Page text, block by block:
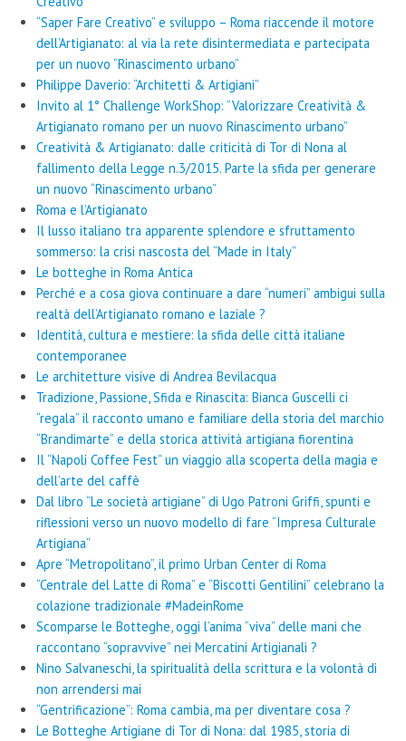
“Saper Fare Creativo” e sviluppo – Roma riaccende il motore
dell’Artigianato: al via la rete disintermediata e partecipata
per un nuovo “Rinascimento urbano”
Philippe Daverio: “Architetti & Artigiani”
Invito al 1° Challenge WorkShop: “Valorizzare Creatività &
Artigianato romano per un nuovo Rinascimento urbano”
Creatività & Artigianato: dalle criticità di Tor di Nona al
fallimento della Legge n.3/2015. Parte la sfida per generare
un nuovo “Rinascimento urbano”
Roma e l’Artigianato
Il lusso italiano tra apparente splendore e sfruttamento
sommerso: la crisi nascosta del “Made in Italy”
Le botteghe in Roma Antica
Perché e a cosa giova continuare a dare “numeri” ambigui sulla
realtà dell’Artigianato romano e laziale ?
Identità, cultura e mestiere: la sfida delle città italiane
contemporanee
Le architetture visive di Andrea Bevilacqua
Tradizione, Passione, Sfida e Rinascita: Bianca Guscelli ci
“regala” il racconto umano e familiare della storia del marchio
“Brandimarte” e della storica attività artigiana fiorentina
Il “Napoli Coffee Fest” un viaggio alla scoperta della magia e
dell’arte del caffè
Dal libro “Le società artigiane” di Ugo Patroni Griffi, spunti e
riflessioni verso un nuovo modello di fare “Impresa Culturale
Artigiana”
Apre “Metropolitano”, il primo Urban Center di Roma
“Centrale del Latte di Roma” e “Biscotti Gentilini” celebrano la
colazione tradizionale #MadeinRome
Scomparse le Botteghe, oggi l’anima “viva” delle mani che
raccontano “sopravvive” nei Mercatini Artigianali ?
Nino Salvaneschi, la spiritualità della scrittura e la volontà di
non arrendersi mai
“Gentrificazione”: Roma cambia, ma per diventare cosa ?
Le Botteghe Artigiane di Tor di Nona: dal 1985, storia di